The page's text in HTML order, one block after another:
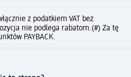
z podatkiem VAT bez
nie podlega rabatom.(#) Za tę
PAYBACK.